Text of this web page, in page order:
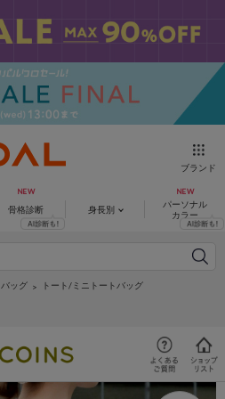
ブランド
骨格診断 身長別
パーソナル
カラー
バッグ
トート/ミニトートバッグ